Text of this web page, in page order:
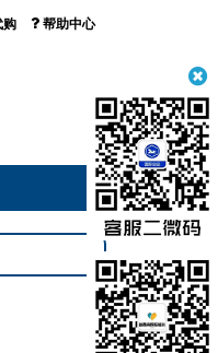
购 帮助中心